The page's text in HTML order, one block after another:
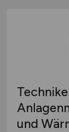
und